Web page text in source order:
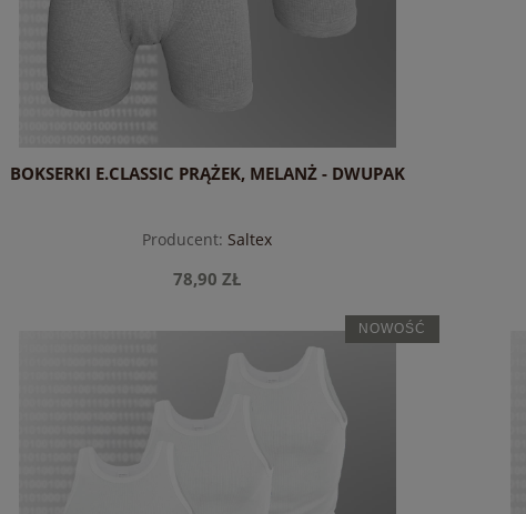
BOKSERKI E.CLASSIC PRĄŻEK, MELANŻ - DWUPAK
Producent: Saltex
78,90 ZŁ
do koszyka
NOWOŚĆ